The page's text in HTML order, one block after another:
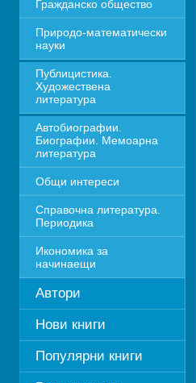
Гражданско общество
Природо-математически
науки
Публицистика.
Художествена
литература
Автобиографии.
Биографии. Мемоарна
литература
Общи интереси
Справочна литература.
Периодика
Икономика за
начинаещи
Автори
Нови книги
Популярни книги